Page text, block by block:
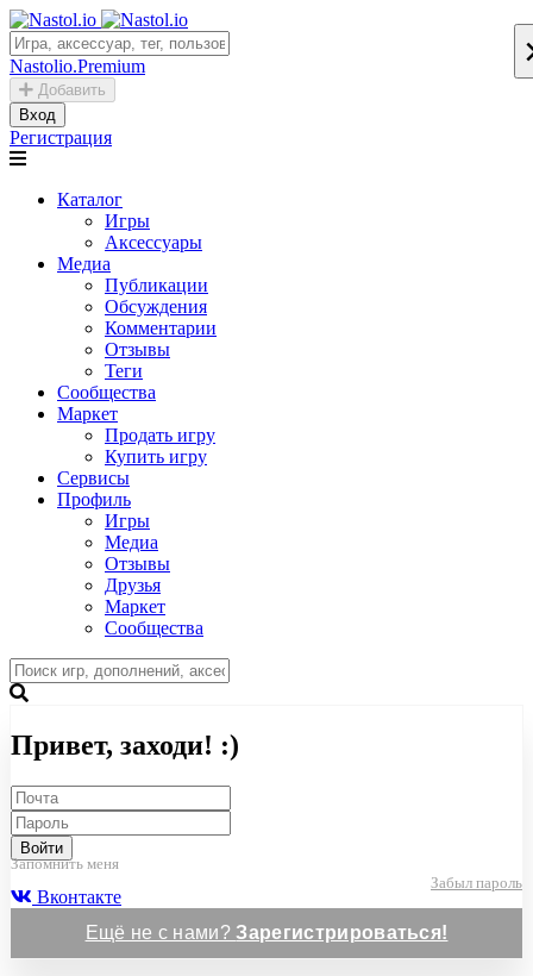
Nastolio.Premium
Добавить
Вход
Регистрация
Каталог
Игры
Аксессуары
Медиа
Публикации
Обсуждения
Комментарии
Отзывы
Теги
Сообщества
Маркет
Продать игру
Купить игру
Сервисы
Профиль
Игры
Медиа
Отзывы
Друзья
Маркет
Сообщества
Привет, заходи! :)
Войти
Запомнить меня
Забыл пароль
Вконтакте
Ещё не с нами?Зарегистрироваться!